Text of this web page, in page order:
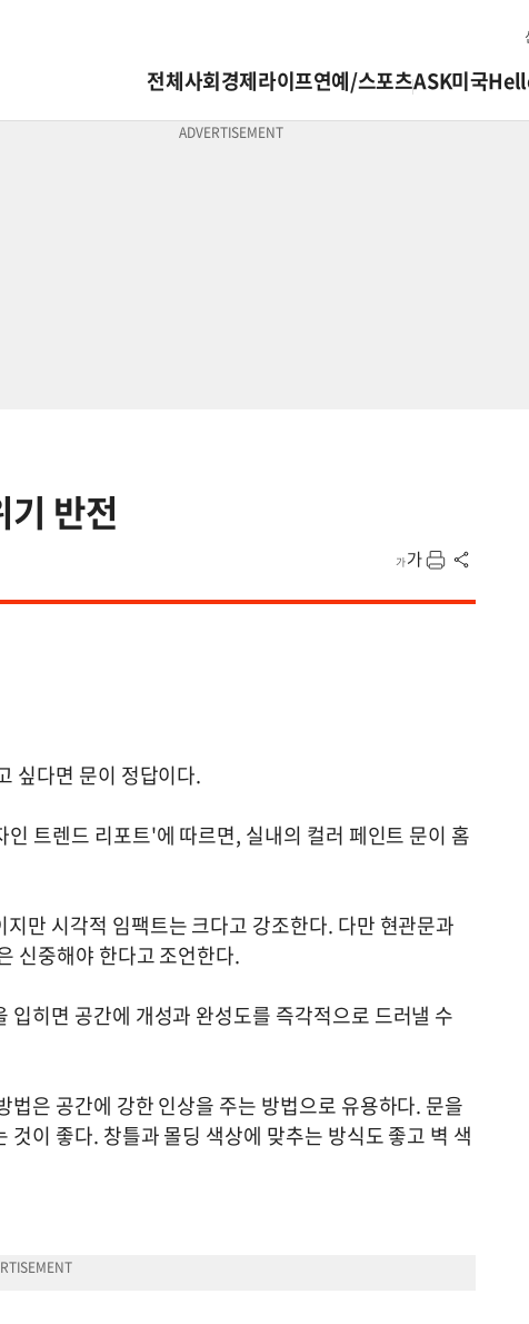
전체사회경제라이프연예/스포츠ASK미국
반전
싶다면 문이 정답이다.
트렌드 리포트'에 따르면, 실내의 컬러 페인트 문이 홈
만 시각적 임팩트는 크다고 강조한다. 다만 현관문과
신중해야 한다고 조언한다.
히면 공간에 개성과 완성도를 즉각적으로 드러낼 수
은 공간에 강한 인상을 주는 방법으로 유용하다. 문을
이 좋다. 창틀과 몰딩 색상에 맞추는 방식도 좋고 벽 색